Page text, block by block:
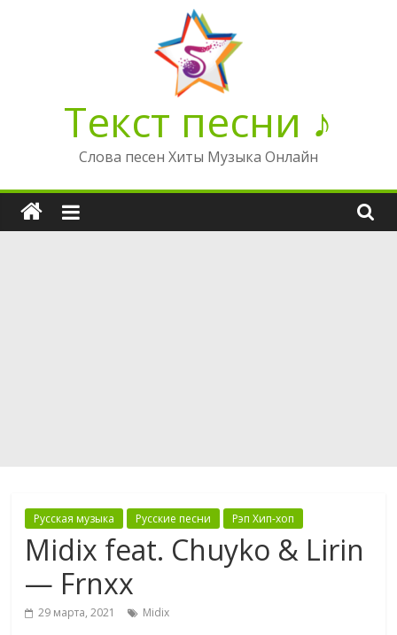
Текст песни ♪
Слова песен Хиты Музыка Онлайн
Русская музыка Русские песни Рэп Хип-хоп
Midix feat. Chuyko & Lirin
— Frnxx
29 марта, 2021 Midix